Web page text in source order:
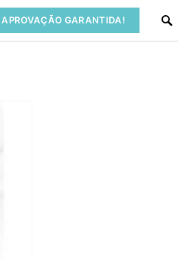
APROVAÇÃO GARANTIDA!